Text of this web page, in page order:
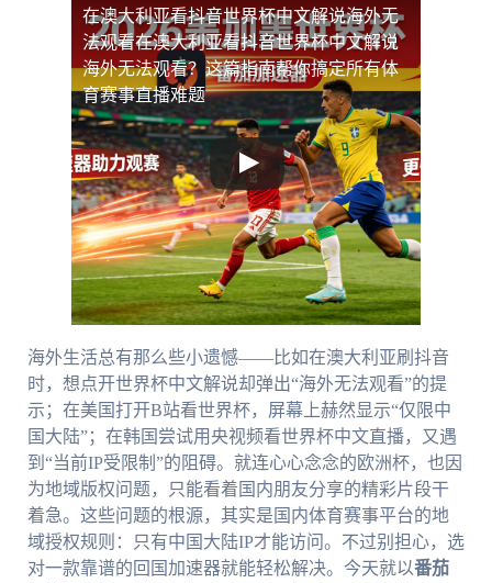
在澳大利亚看抖音世界杯中文解说海外无
法观看在澳大利亚看抖音世界杯中文解说
海外无法观看？这篇指南帮你搞定所有体
育赛事直播难题
海外生活总有那么些小遗憾——比如在澳大利亚刷抖音
时，想点开世界杯中文解说却弹出“海外无法观看”的提
示；在美国打开B站看世界杯，屏幕上赫然显示“仅限中
国大陆”；在韩国尝试用央视频看世界杯中文直播，又遇
到“当前IP受限制”的阻碍。就连心心念念的欧洲杯，也因
为地域版权问题，只能看着国内朋友分享的精彩片段干
着急。这些问题的根源，其实是国内体育赛事平台的地
域授权规则：只有中国大陆IP才能访问。不过别担心，选
对一款靠谱的回国加速器就能轻松解决。今天就以番茄